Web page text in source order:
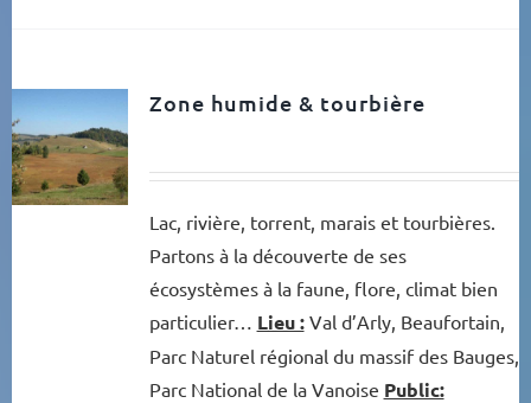
Zone humide & tourbière
Lac, rivière, torrent, marais et tourbières.
Partons à la découverte de ses
écosystèmes à la faune, flore, climat bien
particulier… Lieu :Val d’Arly, Beaufortain,
Parc Naturel régional du massif des Bauges,
Parc National de la Vanoise Public: